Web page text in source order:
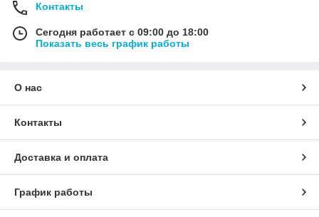
Контакты
Сегодня работает с 09:00 до 18:00
Показать весь график работы
О нас
Контакты
Доставка и оплата
График работы